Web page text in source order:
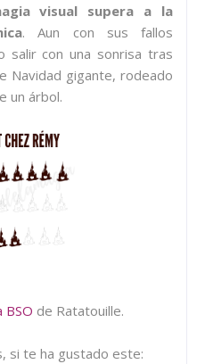
visual supera a la
. Aun con sus fallos
salir con una sonrisa tras
Navidad gigante, rodeado
un árbol.
BSO de Ratatouille.
si te ha gustado este: